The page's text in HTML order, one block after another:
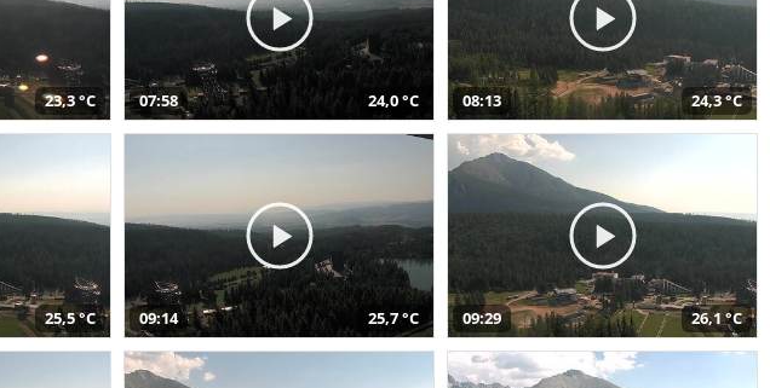
23,3 °C 07:58 24,0 °C 08:13 24,3 °C
25,5 °C 09:14 25,7 °C 09:29 26,1 °C